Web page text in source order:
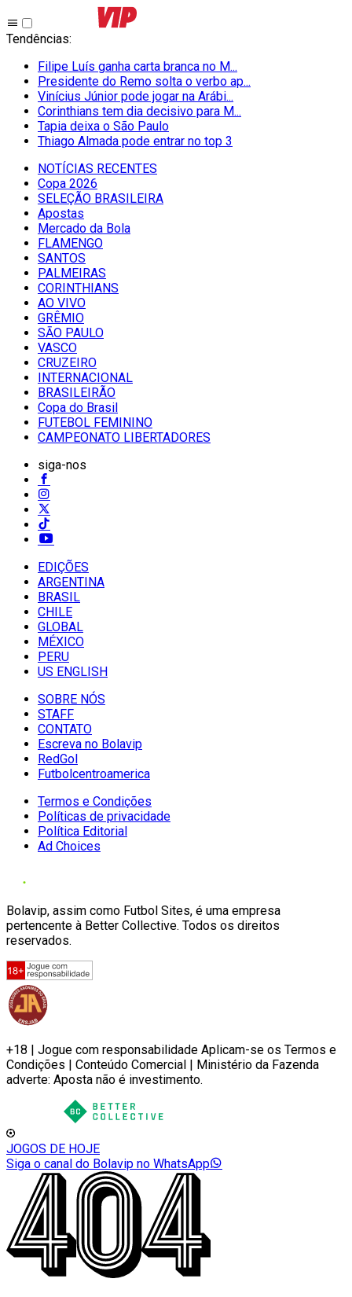
Tendências:
Filipe Luís ganha carta branca no M...
Presidente do Remo solta o verbo ap...
Vinícius Júnior pode jogar na Arábi...
Corinthians tem dia decisivo para M...
Tapia deixa o São Paulo
Thiago Almada pode entrar no top 3
NOTÍCIAS RECENTES
Copa 2026
SELEÇÃO BRASILEIRA
Apostas
Mercado da Bola
FLAMENGO
SANTOS
PALMEIRAS
CORINTHIANS
AO VIVO
GRÊMIO
SĀO PAULO
VASCO
CRUZEIRO
INTERNACIONAL
BRASILEIRÃO
Copa do Brasil
FUTEBOL FEMININO
CAMPEONATO LIBERTADORES
siga-nos
EDIÇÕES
ARGENTINA
BRASIL
CHILE
GLOBAL
MÉXICO
PERU
US ENGLISH
SOBRE NÓS
STAFF
CONTATO
Escreva no Bolavip
RedGol
Futbolcentroamerica
Termos e Condições
Políticas de privacidade
Política Editorial
Ad Choices
Bolavip, assim como Futbol Sites, é uma empresa
pertencente à Better Collective. Todos os direitos
reservados.
+18 | Jogue com responsabilidade Aplicam-se os Termos e
Condições | Conteúdo Comercial | Ministério da Fazenda
adverte: Aposta não é investimento.
JOGOS DE HOJE
Siga o canal do Bolavip no WhatsApp